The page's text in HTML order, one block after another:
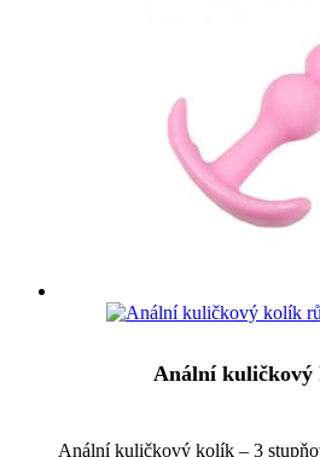
Anální kuličkový
Anální kuličkový kolík – 3